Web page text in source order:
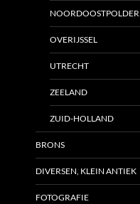
NOORDOOSTPOLDER
OVERIJSSEL
UTRECHT
ZEELAND
ZUID-HOLLAND
BRONS
DIVERSEN, KLEIN ANTIEK
FOTOGRAFIE